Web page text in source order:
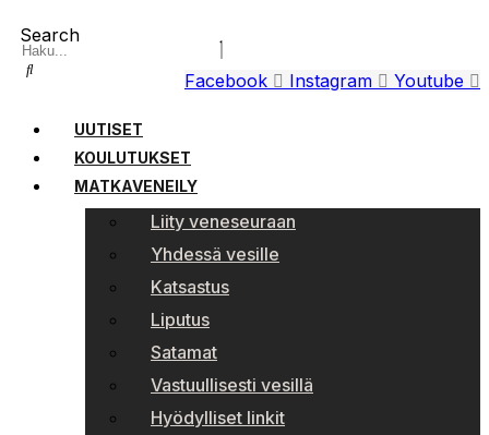
Search
Facebook Instagram Youtube
UUTISET
KOULUTUKSET
MATKAVENEILY
Liity veneseuraan
Yhdessä vesille
Katsastus
Liputus
Satamat
Vastuullisesti vesillä
Hyödylliset linkit